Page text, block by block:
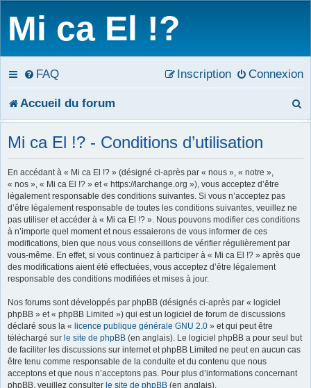
Mi ca El !?
FAQ Connexion
Inscription
Accueil du forum
e
Mi ca El !? - Conditions d’utilisation
En accédant à « Mi ca El !? » (désigné ci-après par « nous », « notre »,
« nos », « Mi ca El !? » et « https://larchange.org »), vous acceptez d’être
légalement responsable des conditions suivantes. Si vous n’acceptez pas
d’être légalement responsable de toutes les conditions suivantes, veuillez ne
pas utiliser et accéder à « Mi ca El !? ». Nous pouvons modifier ces conditions
à n’importe quel moment et nous essaierons de vous informer de ces
modifications, bien que nous vous conseillons de vérifier régulièrement par
vous-même. En effet, si vous continuez à participer à « Mi ca El !? » après que
des modifications aient été effectuées, vous acceptez d’être légalement
responsable des conditions modifiées et mises à jour.
Nos forums sont développés par phpBB (désignés ci-après par « logiciel
phpBB » et « phpBB Limited ») qui est un logiciel de forum de discussions
déclaré sous la « licence publique générale GNU 2.0 » et qui peut être
téléchargé sur le site de phpBB (en anglais). Le logiciel phpBB a pour seul but
de faciliter les discussions sur internet et phpBB Limited ne peut en aucun cas
être tenu comme responsable de la conduite et du contenu que nous
acceptons et que nous n’acceptons pas. Pour plus d’informations concernant
phpBB, veuillez consulter le site de phpBB (en anglais).